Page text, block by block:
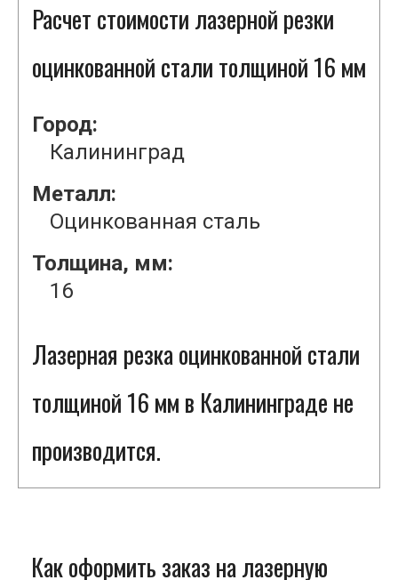
Расчет стоимости лазерной резки
оцинкованной стали толщиной 16 мм
Город:
Калининград
Металл:
Оцинкованная сталь
Толщина, мм:
16
Лазерная резка оцинкованной стали
толщиной 16 мм в Калининграде не
производится.
Как оформить заказ на лазерную